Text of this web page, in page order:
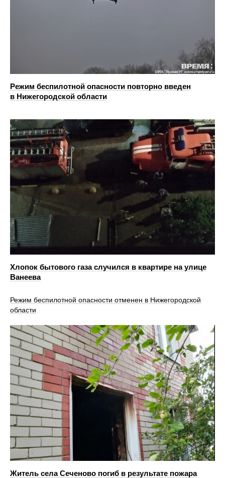
Режим беспилотной опасности повторно введен
в Нижегородской области
Хлопок бытового газа случился в квартире на улице
Ванеева
Режим беспилотной опасности отменен в Нижегородской
области
Житель села Сеченово погиб в результате пожара